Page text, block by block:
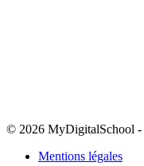
© 2026 MyDigitalSchool -
Mentions légales